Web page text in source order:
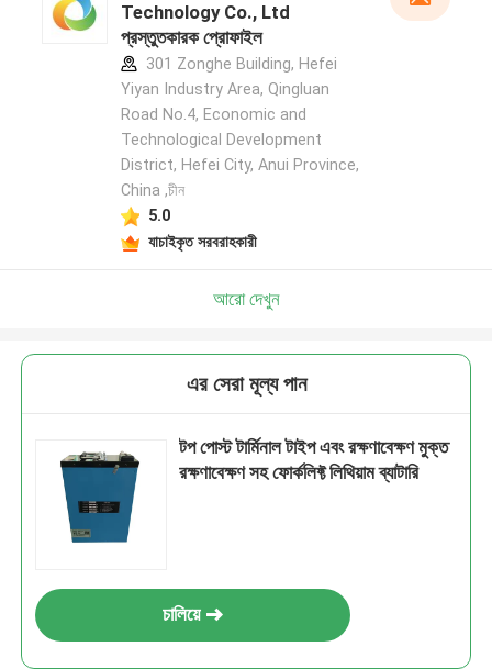
Technology Co., Ltd
প্রস্তুতকারক প্রোফাইল
301 Zonghe Building, Hefei
Yiyan Industry Area, Qingluan
Road No.4, Economic and
Technological Development
District, Hefei City, Anui Province,
China ,চীন
5.0
যাচাইকৃত সরবরাহকারী
আরো দেখুন
এর সেরা মূল্য পান
টপ পোস্ট টার্মিনাল টাইপ এবং রক্ষণাবেক্ষণ মুক্ত
রক্ষণাবেক্ষণ সহ ফোর্কলিফ্ট লিথিয়াম ব্যাটারি
চালিয়ে